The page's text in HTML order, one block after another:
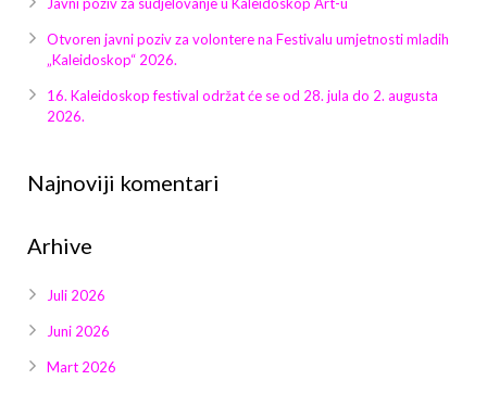
Otvoren javni poziv za volontere na Festivalu umjetnosti mladih
„Kaleidoskop“ 2026.
16. Kaleidoskop festival održat će se od 28. jula do 2. augusta
2026.
Najnoviji komentari
Arhive
Juli 2026
Juni 2026
Mart 2026